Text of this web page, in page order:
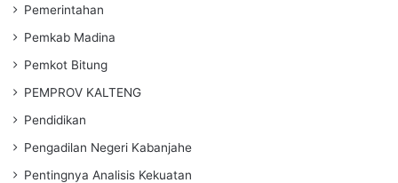
Pemerintahan
Pemkab Madina
Pemkot Bitung
PEMPROV KALTENG
Pendidikan
Pengadilan Negeri Kabanjahe
Pentingnya Analisis Kekuatan